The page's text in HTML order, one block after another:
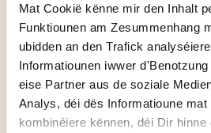
Mat Cookië kënne mir den Inhalt
Funktiounen am Zesummenhang
ubidden an den Trafick
Informatiounen iwwer
eise Partner aus de soziale
Analys, déi dës Informatioune
kombinéiere kënnen, déi Dir
Klickt hei
d'Säit
Famille
er